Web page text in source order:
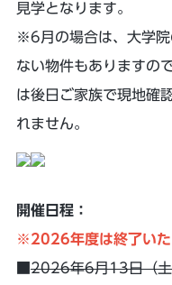
見学となります。
※6月の場合は、大学院
ない物件もありますの
は後日ご家族で現地確
れません。
開催日程：
※2026年度は終了いた
2026年6月13日（土